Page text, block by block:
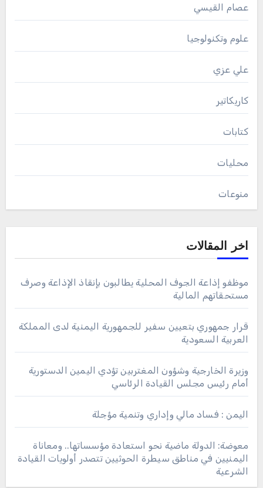
عصام القيسي
علوم وتكنولوجيا
علي عزي
كاريكاتير
كتابات
محليات
منوعات
اخر المقالات
موظفو إذاعة الجوف المحلية يطالبون بإنقاذ الإذاعة وصرف
مستحقاتهم المالية
قرار جمهوري بتعيين سفير للجمهورية اليمنية لدى المملكة
العربية السعودية
وزيرة الخارجية وشؤون المغتربين تؤدي اليمين الدستورية
أمام رئيس مجلس القيادة الرئاسي
اليمن : فساد مالي وإداري وتنمية مؤجلة
معوضة: الدولة ماضية نحو استعادة مؤسساتها.. ومعاناة
اليمنيين في مناطق سيطرة الحوثيين تتصدر أولويات القيادة
الشرعية